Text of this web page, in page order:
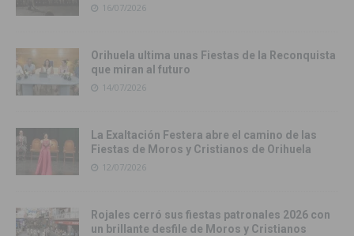
16/07/2026
Orihuela ultima unas Fiestas de la Reconquista
que miran al futuro
14/07/2026
La Exaltación Festera abre el camino de las
Fiestas de Moros y Cristianos de Orihuela
12/07/2026
Rojales cerró sus fiestas patronales 2026 con
un brillante desfile de Moros y Cristianos